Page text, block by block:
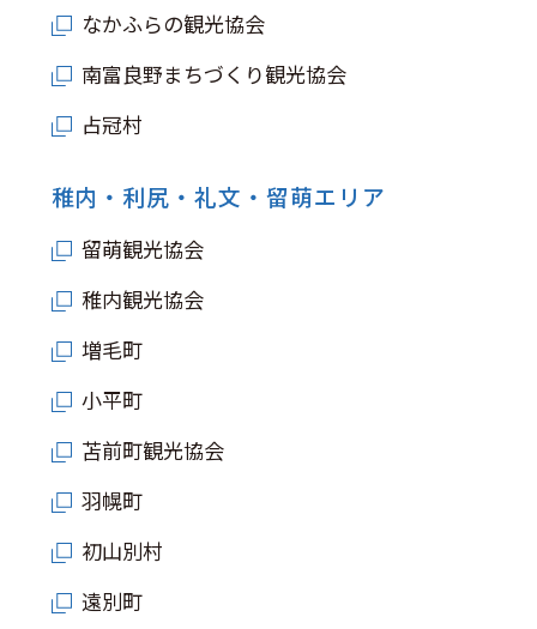
なかふらの観光協会
南富良野まちづくり観光協会
占冠村
稚内・利尻・礼文・留萌エリア
留萌観光協会
稚内観光協会
増毛町
小平町
苫前町観光協会
羽幌町
初山別村
遠別町